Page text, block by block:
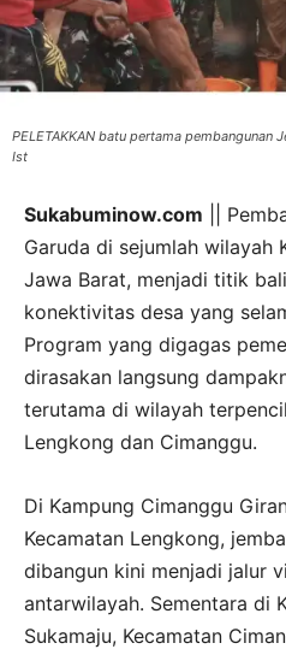
PELETAKKAN batu pertama pembangunan
Ist
Sukabuminow.com ||
Garuda di sejumlah wilayah
Jawa Barat, menjadi titik
konektivitas desa yang
Program yang digagas
dirasakan langsung
terutama di wilayah
Lengkong dan Cimanggu.
Di Kampung Cimanggu
Kecamatan Lengkong,
dibangun kini menjadi jalur
antarwilayah. Sementara di
Sukamaju, Kecamatan